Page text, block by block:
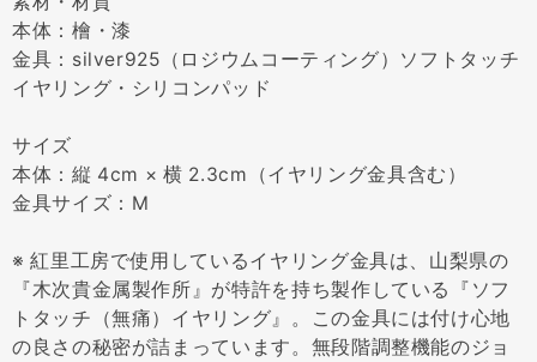
本体：檜・漆
金具：silver925（ロジウムコーティング）ソフトタッチ
イヤリング・シリコンパッド
サイズ
本体：縦 4cm × 横 2.3cm（イヤリング金具含む）
金具サイズ：M
※ 紅里工房で使用しているイヤリング金具は、山梨県の
『木次貴金属製作所』が特許を持ち製作している『ソフ
トタッチ（無痛）イヤリング』。この金具には付け心地
の良さの秘密が詰まっています。無段階調整機能のジョ